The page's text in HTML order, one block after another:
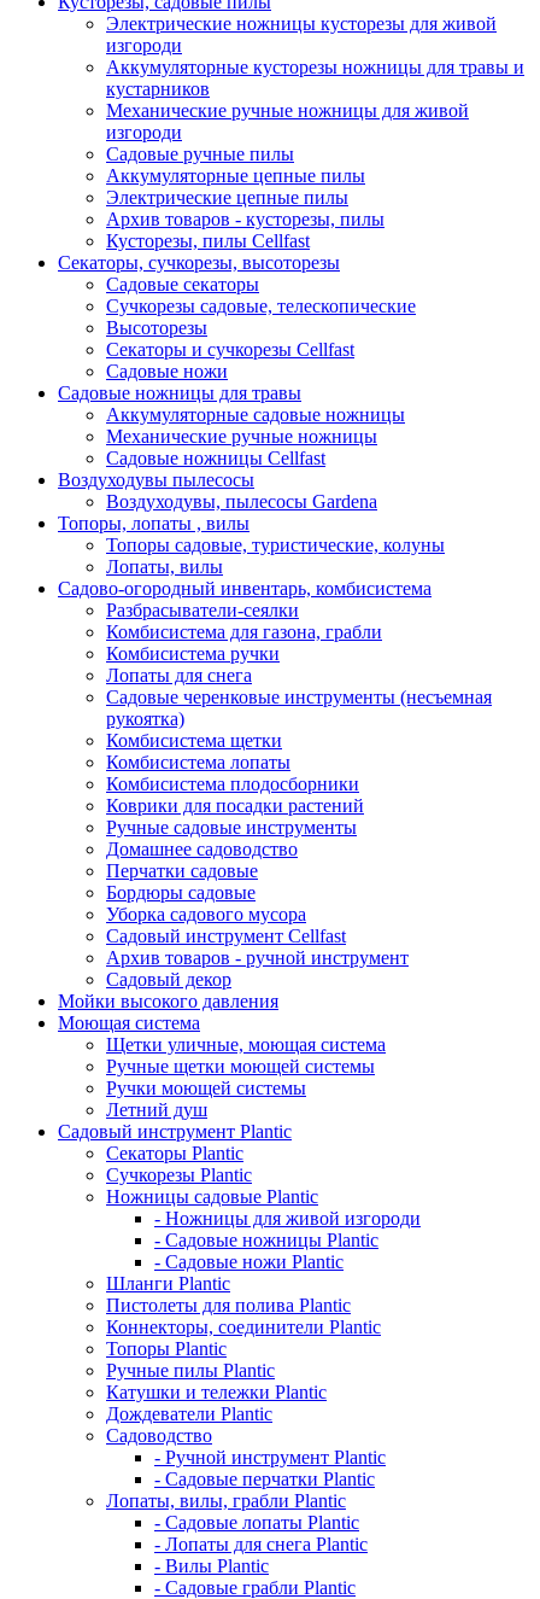
Электрические ножницы кусторезы для живой
изгороди
Аккумуляторные кусторезы ножницы для травы и
кустарников
Механические ручные ножницы для живой
изгороди
Садовые ручные пилы
Аккумуляторные цепные пилы
Электрические цепные пилы
Архив товаров - кусторезы, пилы
Кусторезы, пилы Cellfast
Секаторы, сучкорезы, высоторезы
Садовые секаторы
Сучкорезы садовые, телескопические
Высоторезы
Секаторы и сучкорезы Cellfast
Садовые ножи
Садовые ножницы для травы
Аккумуляторные садовые ножницы
Механические ручные ножницы
Садовые ножницы Cellfast
Воздуходувы пылесосы
Воздуходувы, пылесосы Gardena
Топоры, лопаты , вилы
Топоры садовые, туристические, колуны
Лопаты, вилы
Садово-огородный инвентарь, комбисистема
Разбрасыватели-сеялки
Комбисистема для газона, грабли
Комбисистема ручки
Лопаты для снега
Садовые черенковые инструменты (несъемная
рукоятка)
Комбисистема щетки
Комбисистема лопаты
Комбисистема плодосборники
Коврики для посадки растений
Ручные садовые инструменты
Домашнее садоводство
Перчатки садовые
Бордюры садовые
Уборка садового мусора
Садовый инструмент Cellfast
Архив товаров - ручной инструмент
Садовый декор
Мойки высокого давления
Моющая система
Щетки уличные, моющая система
Ручные щетки моющей системы
Ручки моющей системы
Летний душ
Садовый инструмент Plantic
Секаторы Plantic
Сучкорезы Plantic
Ножницы садовые Plantic
- Ножницы для живой изгороди
- Садовые ножницы Plantic
- Садовые ножи Plantic
Шланги Plantic
Пистолеты для полива Plantic
Коннекторы, соединители Plantic
Топоры Plantic
Ручные пилы Plantic
Катушки и тележки Plantic
Дождеватели Plantic
Садоводство
- Ручной инструмент Plantic
- Садовые перчатки Plantic
Лопаты, вилы, грабли Plantic
- Садовые лопаты Plantic
- Лопаты для снега Plantic
- Вилы Plantic
- Садовые грабли Plantic